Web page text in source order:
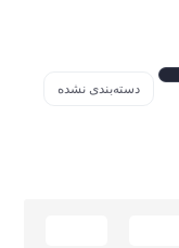
دسته‌بندی نشده